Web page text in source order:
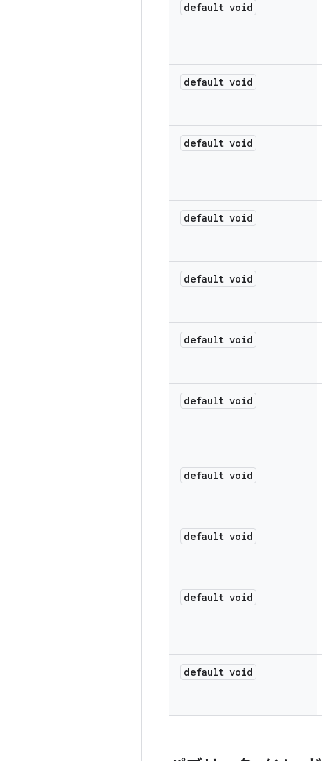
default void
default void
default void
default void
default void
default void
default void
default void
default void
default void
default void